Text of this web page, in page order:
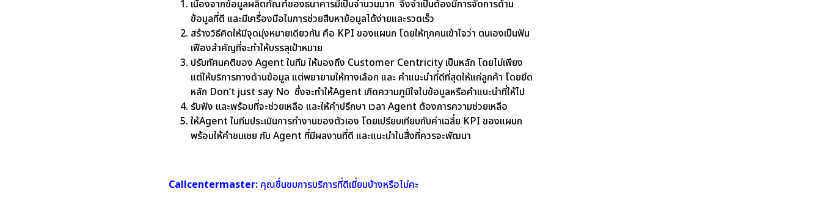
เนื่องจากข้อมูลผลิตภัณฑ์ของธนาคารมีเป็นจำนวนมาก จึงจำเป็นต้องมีการจัดการด้าน
ข้อมูลที่ดี และมีเครื่องมือในการช่วยสืบหาข้อมูลได้ง่ายและรวดเร็ว
สร้างวิธีคิดให้มีจุดมุ่งหมายเดียวกัน คือ KPI ของแผนก โดยให้ทุกคนเข้าใจว่า ตนเองเป็นฟัน
เฟืองสำคัญที่จะทำให้บรรลุเป้าหมาย
ปรับทัศนคติของ Agent ในทีม ให้มองถึง Customer Centricity เป็นหลัก โดยไม่เพียง
แต่ให้บริการทางด้านข้อมูล แต่พยายามให้ทางเลือก และ คำแนะนำที่ดีที่สุดให้แก่ลูกค้า โดยยึด
หลัก Don’t just say No ซึ่งจะทำให้Agent เกิดความภูมิใจในข้อมูลหรือคำแนะนำที่ให้ไป
รับฟัง และพร้อมที่จะช่วยเหลือ และให้คำปรึกษา เวลา Agent ต้องการความช่วยเหลือ
ให้Agent ในทีมประเมินการทำงานของตัวเอง โดยเปรียบเทียบกับค่าเฉลี่ย KPI ของแผนก
พร้อมให้คำชมเชย กับ Agent ที่มีผลงานที่ดี และแนะนำในสื่งที่ควรจะพัฒนา
Callcentermaster: คุณชื่นชมการบริการที่ดีเยี่ยมบ้างหรือไม่คะ